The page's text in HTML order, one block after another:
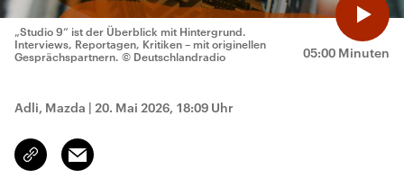
05:00 Minuten
„Studio 9“ ist der Überblick mit Hintergrund.
Interviews, Reportagen, Kritiken – mit originellen
Gesprächspartnern. © Deutschlandradio
Adli, Mazda | 20. Mai 2026, 18:09 Uhr
Link
kopieren/teilen
Email